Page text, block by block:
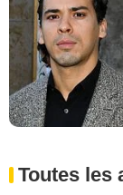
Toutes les